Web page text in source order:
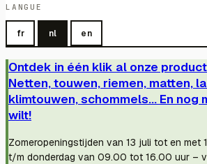
LANGUE
fr nl en
Ontdek in één klik al onze
Netten, touwen, riemen, matten,
klimtouwen, schommels... En nog
wilt!
Zomeropeningstijden van 13 juli tot en met
t/m donderdag van 09.00 tot 16.00 uur –